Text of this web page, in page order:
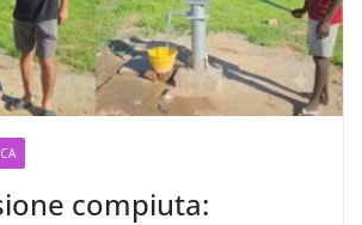
compiuta: